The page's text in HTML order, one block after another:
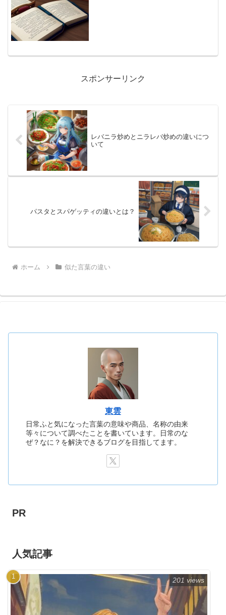
スポンサーリンク
レバニラ炒めとニラレバ炒めの違いにつ
いて
パスタとスパゲッティの違いとは？
ホーム 似た言葉の違い
東雲
日常ふと気になった言葉の意味や商品、名称の由来
等々について調べたことを書いています。日常のな
ぜ？なに？を解決できるブログを目指してます。
PR
人気記事
201 views